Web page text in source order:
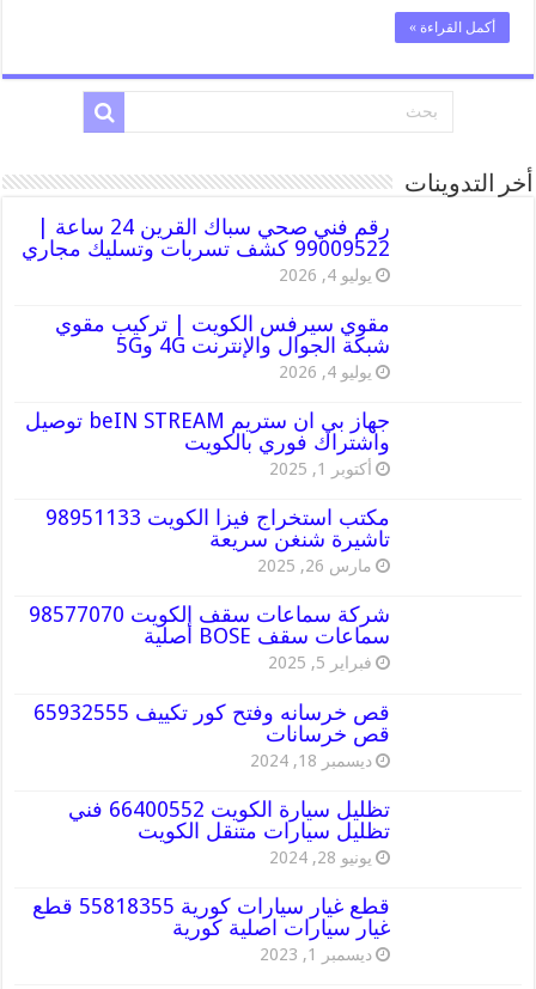
أكمل القراءة »
أخر التدوينات
رقم فني صحي سباك القرين 24 ساعة |
99009522 كشف تسربات وتسليك مجاري
يوليو 4, 2026
مقوي سيرفس الكويت | تركيب مقوي
شبكة الجوال والإنترنت 4G و5G
يوليو 4, 2026
جهاز بي ان ستريم beIN STREAM توصيل
واشتراك فوري بالكويت
أكتوبر 1, 2025
مكتب استخراج فيزا الكويت 98951133
تاشيرة شنغن سريعة
مارس 26, 2025
شركة سماعات سقف الكويت 98577070
سماعات سقف BOSE أصلية
فبراير 5, 2025
قص خرسانه وفتح كور تكييف 65932555
قص خرسانات
ديسمبر 18, 2024
تظليل سيارة الكويت 66400552 فني
تظليل سيارات متنقل الكويت
يونيو 28, 2024
قطع غيار سيارات كورية 55818355 قطع
غيار سيارات اصلية كورية
ديسمبر 1, 2023